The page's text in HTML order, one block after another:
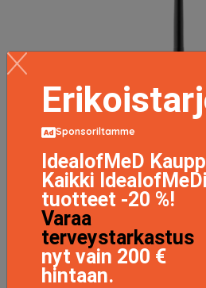
Crease Shader Brush,
Sponsoriltamme
IdealofMeD
Kaikki
tuotteet -20 %!
Varaa
terveystarkastus
nyt vain 200 €
hintaan.